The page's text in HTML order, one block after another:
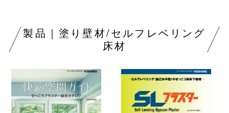
製品｜塗り壁材/セルフレベリング
床材